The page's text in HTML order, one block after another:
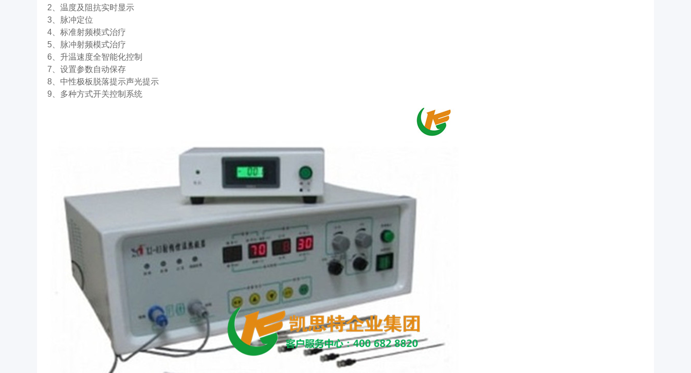
2、温度及阻抗实时显示
3、脉冲定位
4、标准射频模式治疗
5、脉冲射频模式治疗
6、升温速度全智能化控制
7、设置参数自动保存
8、中性极板脱落提示声光提示
9、多种方式开关控制系统